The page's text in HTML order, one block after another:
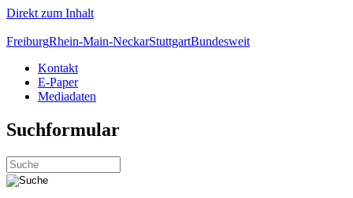
Direkt zum Inhalt
FreiburgRhein-Main-NeckarStuttgartBundesweit
Kontakt
E-Paper
Mediadaten
Suchformular